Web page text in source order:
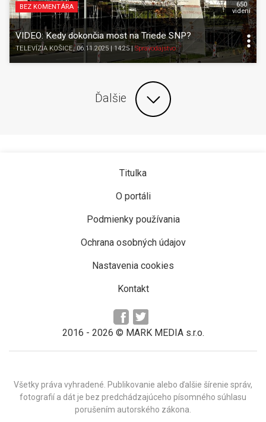
BEZ KOMENTÁRA
VIDEO: Kedy dokončia most na Triede SNP?
TELEVÍZIA KOŠICE, 06.11.2025 | 14:25|Spravodajstvo
650
videní
Ďalšie
Titulka
O portáli
Podmienky používania
Ochrana osobných údajov
Nastavenia cookies
Kontakt
2016 - 2026 © MARK MEDIA s.r.o.
Všetky práva vyhradené. Publikovanie alebo ďalšie šírenie správ,
fotografií a dát je bez predchádzajúceho písomného súhlasu
porušením autorského zákona.